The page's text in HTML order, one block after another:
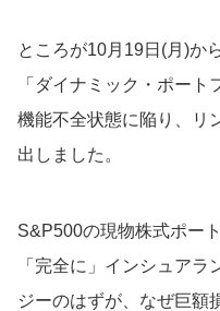
ところが10月19日(月)か
「ダイナミック・ポー
機能不全状態に陥り、リ
出しました。
S&P500の現物株式ポー
「完全に」インシュア
ジーのはずが、なぜ巨額